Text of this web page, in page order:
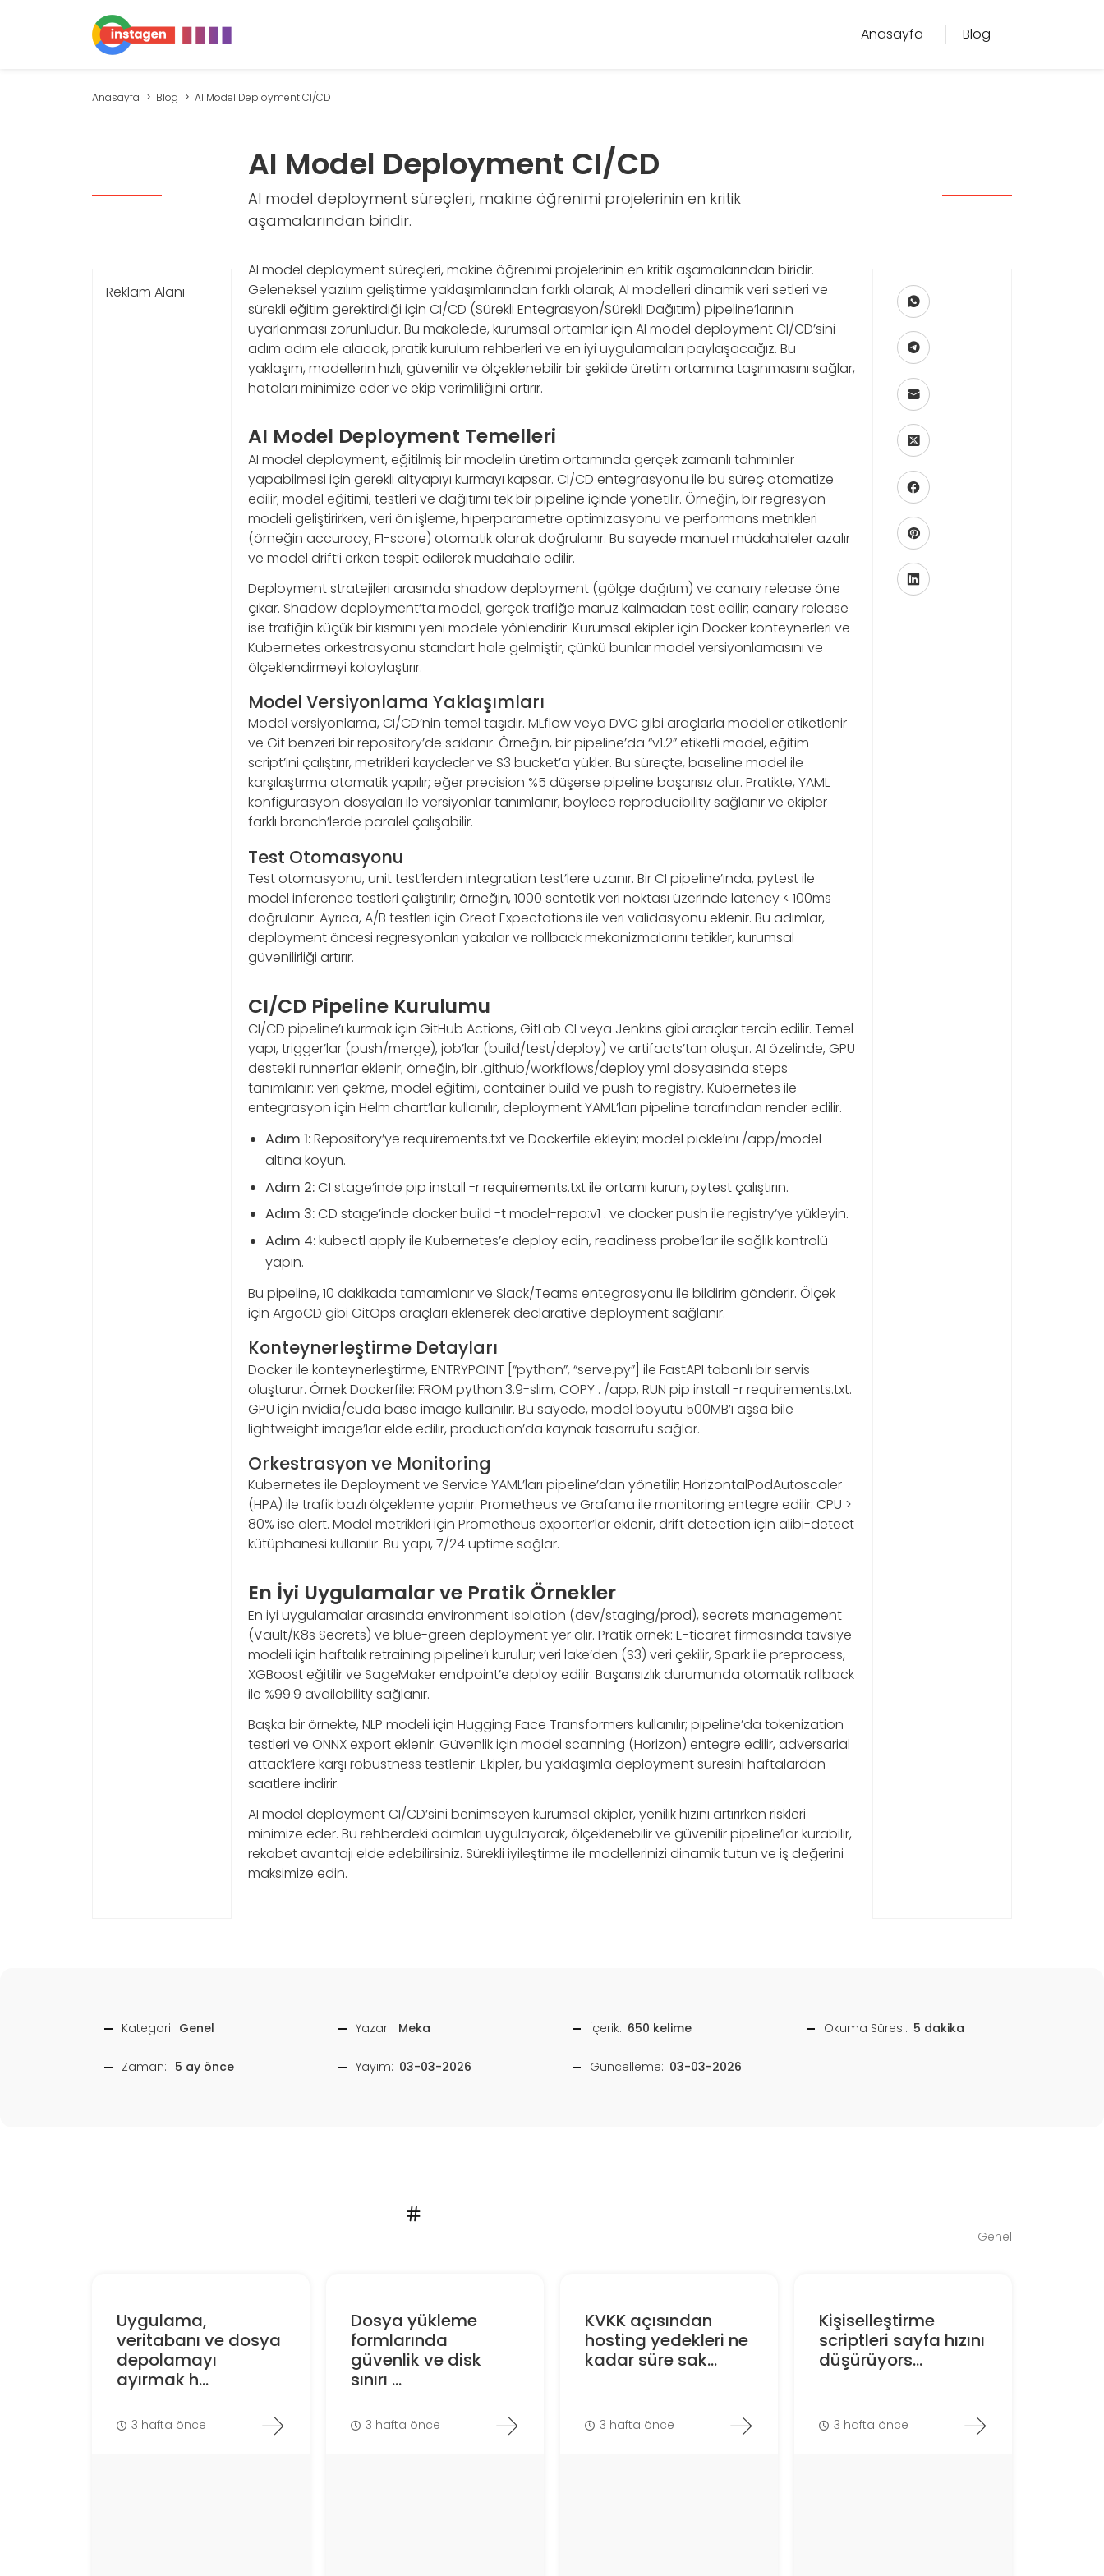
Anasayfa Blog
Anasayfa Blog AI Model Deployment CI/CD
AI Model Deployment CI/CD
AI model deployment süreçleri, makine öğrenimi projelerinin en kritik
aşamalarından biridir.
Reklam Alanı
AI model deployment süreçleri, makine öğrenimi projelerinin en kritik aşamalarından biridir.
Geleneksel yazılım geliştirme yaklaşımlarından farklı olarak, AI modelleri dinamik veri setleri ve
sürekli eğitim gerektirdiği için CI/CD (Sürekli Entegrasyon/Sürekli Dağıtım) pipeline’larının
uyarlanması zorunludur. Bu makalede, kurumsal ortamlar için AI model deployment CI/CD’sini
adım adım ele alacak, pratik kurulum rehberleri ve en iyi uygulamaları paylaşacağız. Bu
yaklaşım, modellerin hızlı, güvenilir ve ölçeklenebilir bir şekilde üretim ortamına taşınmasını sağlar,
hataları minimize eder ve ekip verimliliğini artırır.
AI Model Deployment Temelleri
AI model deployment, eğitilmiş bir modelin üretim ortamında gerçek zamanlı tahminler
yapabilmesi için gerekli altyapıyı kurmayı kapsar. CI/CD entegrasyonu ile bu süreç otomatize
edilir; model eğitimi, testleri ve dağıtımı tek bir pipeline içinde yönetilir. Örneğin, bir regresyon
modeli geliştirirken, veri ön işleme, hiperparametre optimizasyonu ve performans metrikleri
(örneğin accuracy, F1-score) otomatik olarak doğrulanır. Bu sayede manuel müdahaleler azalır
ve model drift’i erken tespit edilerek müdahale edilir.
Deployment stratejileri arasında shadow deployment (gölge dağıtım) ve canary release öne
çıkar. Shadow deployment’ta model, gerçek trafiğe maruz kalmadan test edilir; canary release
ise trafiğin küçük bir kısmını yeni modele yönlendirir. Kurumsal ekipler için Docker konteynerleri ve
Kubernetes orkestrasyonu standart hale gelmiştir, çünkü bunlar model versiyonlamasını ve
ölçeklendirmeyi kolaylaştırır.
Model Versiyonlama Yaklaşımları
Model versiyonlama, CI/CD’nin temel taşıdır. MLflow veya DVC gibi araçlarla modeller etiketlenir
ve Git benzeri bir repository’de saklanır. Örneğin, bir pipeline’da “v1.2” etiketli model, eğitim
script’ini çalıştırır, metrikleri kaydeder ve S3 bucket’a yükler. Bu süreçte, baseline model ile
karşılaştırma otomatik yapılır; eğer precision %5 düşerse pipeline başarısız olur. Pratikte, YAML
konfigürasyon dosyaları ile versiyonlar tanımlanır, böylece reproducibility sağlanır ve ekipler
farklı branch’lerde paralel çalışabilir.
Test Otomasyonu
Test otomasyonu, unit test’lerden integration test’lere uzanır. Bir CI pipeline’ında, pytest ile
model inference testleri çalıştırılır; örneğin, 1000 sentetik veri noktası üzerinde latency < 100ms
doğrulanır. Ayrıca, A/B testleri için Great Expectations ile veri validasyonu eklenir. Bu adımlar,
deployment öncesi regresyonları yakalar ve rollback mekanizmalarını tetikler, kurumsal
güvenilirliği artırır.
CI/CD Pipeline Kurulumu
CI/CD pipeline’ı kurmak için GitHub Actions, GitLab CI veya Jenkins gibi araçlar tercih edilir. Temel
yapı, trigger’lar (push/merge), job’lar (build/test/deploy) ve artifacts’tan oluşur. AI özelinde, GPU
destekli runner’lar eklenir; örneğin, bir .github/workflows/deploy.yml dosyasında steps
tanımlanır: veri çekme, model eğitimi, container build ve push to registry. Kubernetes ile
entegrasyon için Helm chart’lar kullanılır, deployment YAML’ları pipeline tarafından render edilir.
Adım 1:Repository’ye requirements.txt ve Dockerfile ekleyin; model pickle’ını /app/model
altına koyun.
Adım 2:CI stage’inde pip install -r requirements.txt ile ortamı kurun, pytest çalıştırın.
Adım 3:CD stage’inde docker build -t model-repo:v1 . ve docker push ile registry’ye yükleyin.
Adım 4:kubectl apply ile Kubernetes’e deploy edin, readiness probe’lar ile sağlık kontrolü
yapın.
Bu pipeline, 10 dakikada tamamlanır ve Slack/Teams entegrasyonu ile bildirim gönderir. Ölçek
için ArgoCD gibi GitOps araçları eklenerek declarative deployment sağlanır.
Konteynerleştirme Detayları
Docker ile konteynerleştirme, ENTRYPOINT [“python”, “serve.py”] ile FastAPI tabanlı bir servis
oluşturur. Örnek Dockerfile: FROM python:3.9-slim, COPY . /app, RUN pip install -r requirements.txt.
GPU için nvidia/cuda base image kullanılır. Bu sayede, model boyutu 500MB’ı aşsa bile
lightweight image’lar elde edilir, production’da kaynak tasarrufu sağlar.
Orkestrasyon ve Monitoring
Kubernetes ile Deployment ve Service YAML’ları pipeline’dan yönetilir; HorizontalPodAutoscaler
(HPA) ile trafik bazlı ölçekleme yapılır. Prometheus ve Grafana ile monitoring entegre edilir: CPU >
80% ise alert. Model metrikleri için Prometheus exporter’lar eklenir, drift detection için alibi-detect
kütüphanesi kullanılır. Bu yapı, 7/24 uptime sağlar.
En İyi Uygulamalar ve Pratik Örnekler
En iyi uygulamalar arasında environment isolation (dev/staging/prod), secrets management
(Vault/K8s Secrets) ve blue-green deployment yer alır. Pratik örnek: E-ticaret firmasında tavsiye
modeli için haftalık retraining pipeline’ı kurulur; veri lake’den (S3) veri çekilir, Spark ile preprocess,
XGBoost eğitilir ve SageMaker endpoint’e deploy edilir. Başarısızlık durumunda otomatik rollback
ile %99.9 availability sağlanır.
Başka bir örnekte, NLP modeli için Hugging Face Transformers kullanılır; pipeline’da tokenization
testleri ve ONNX export eklenir. Güvenlik için model scanning (Horizon) entegre edilir, adversarial
attack’lere karşı robustness testlenir. Ekipler, bu yaklaşımla deployment süresini haftalardan
saatlere indirir.
AI model deployment CI/CD’sini benimseyen kurumsal ekipler, yenilik hızını artırırken riskleri
minimize eder. Bu rehberdeki adımları uygulayarak, ölçeklenebilir ve güvenilir pipeline’lar kurabilir,
rekabet avantajı elde edebilirsiniz. Sürekli iyileştirme ile modellerinizi dinamik tutun ve iş değerini
maksimize edin.
Kategori: Genel Yazar: Meka İçerik: 650 kelime Okuma Süresi: 5 dakika
Zaman: 5 ay önce Yayım: 03-03-2026 Güncelleme: 03-03-2026
Genel
Uygulama,
veritabanı ve dosya
depolamayı
ayırmak h...
3 hafta önce
Dosya yükleme
formlarında
güvenlik ve disk
sınırı ...
3 hafta önce
KVKK açısından
hosting yedekleri ne
kadar süre sak...
3 hafta önce
Kişiselleştirme
scriptleri sayfa hızını
düşürüyors...
3 hafta önce